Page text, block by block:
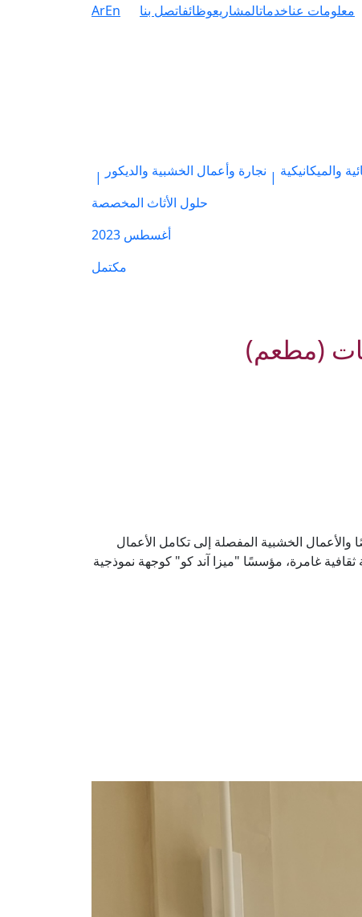
معلومات عناخدماتالمشاريعوظائفاتصل بنا En
Ar
والميكانيكية | نجارة وأعمال الخشبية والديكور |
حلول الأثاث المخصصة
أغسطس 2023
مكتمل
(مطعم)
الخشبية المفصلة إلى تكامل الأعمال
ثقافية غامرة، مؤسسًا "ميزا آند كو" كوجهة نموذجية